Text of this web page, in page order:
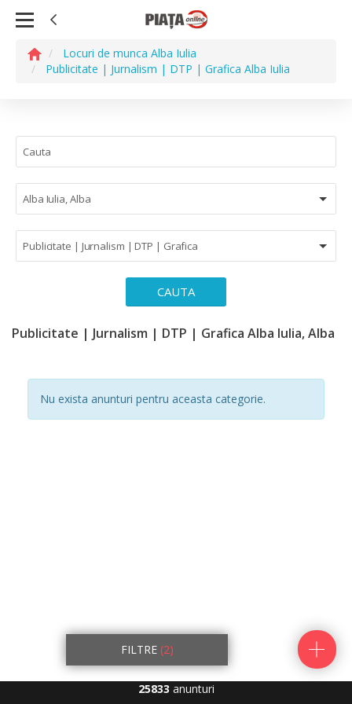
Locuri de munca Alba Iulia
Publicitate | Jurnalism | DTP | Grafica Alba Iulia
Alba Iulia, Alba
Publicitate | Jurnalism | DTP | Grafica
CAUTA
Publicitate | Jurnalism | DTP | Grafica Alba Iulia, Alba
Nu exista anunturi pentru aceasta categorie.
FILTRE (2)
25833 anunturi